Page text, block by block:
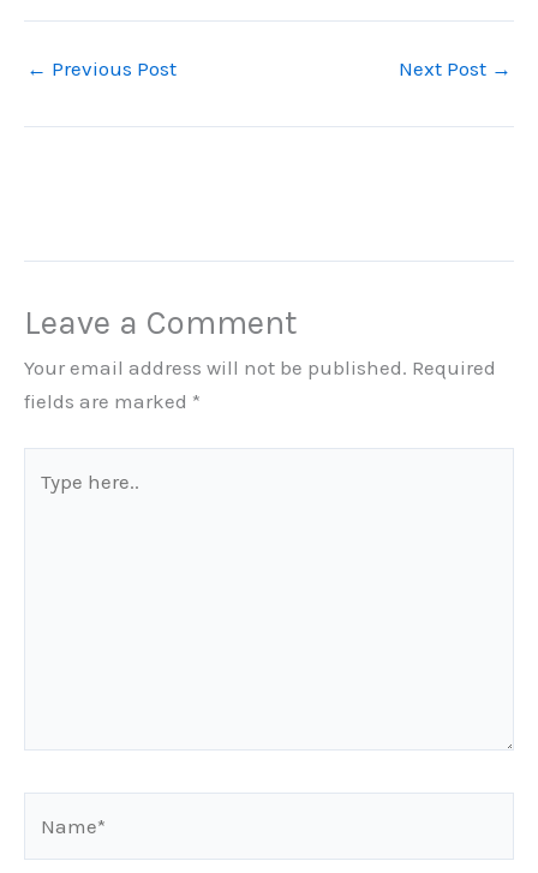
← Previous Post Next Post →
Leave a Comment
Your email address will not be published. Required
fields are marked *
here..